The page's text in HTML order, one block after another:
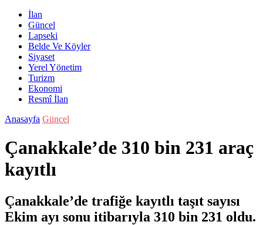
İlan
Güncel
Lapseki
Belde Ve Köyler
Siyaset
Yerel Yönetim
Turizm
Ekonomi
Resmî İlan
Anasayfa Güncel
Çanakkale’de 310 bin 231 araç
kayıtlı
Çanakkale’de trafiğe kayıtlı taşıt sayısı
Ekim ayı sonu itibarıyla 310 bin 231 oldu.